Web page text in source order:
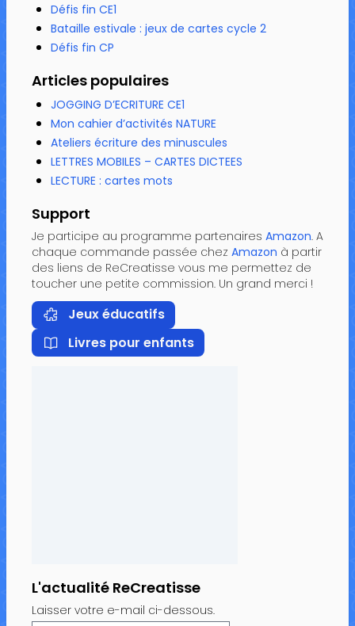
Défis fin CE1
Bataille estivale : jeux de cartes cycle 2
Défis fin CP
Articles populaires
JOGGING D’ECRITURE CE1
Mon cahier d’activités NATURE
Ateliers écriture des minuscules
LETTRES MOBILES – CARTES DICTEES
LECTURE : cartes mots
Support
Je participe au programme partenaires Amazon. A
chaque commande passée chez Amazon à partir
des liens de ReCreatisse vous me permettez de
toucher une petite commission. Un grand merci !
Jeux éducatifs
Livres pour enfants
L'actualité ReCreatisse
Laisser votre e-mail ci-dessous.